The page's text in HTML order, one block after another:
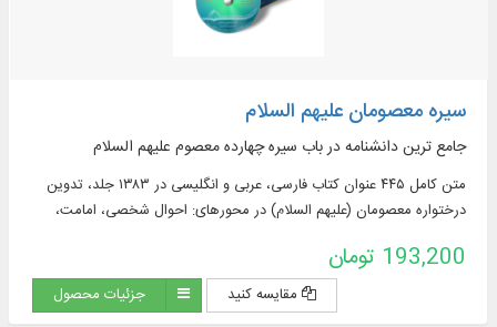
سیره معصومان علیهم السلام
جامع ترین دانشنامه در باب سیره چهارده معصوم علیهم السلام
متن کامل ۴۴۵ عنوان کتاب فارسی، عربی و انگلیسی در ۱۳۸۳ جلد، تدوین
درختواره معصومان (علیهم السلام) در محورهای: احوال شخصی، امامت،
193,200 تومان
مقایسه کنید جزئیات محصول